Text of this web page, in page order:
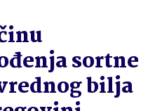
sortne
bilja